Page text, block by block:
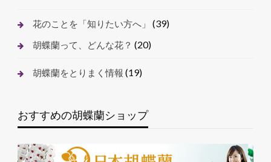
花のことを「知りたい方へ」 (39)
胡蝶蘭って、どんな花？ (20)
胡蝶蘭をとりまく情報 (19)
おすすめの胡蝶蘭ショップ